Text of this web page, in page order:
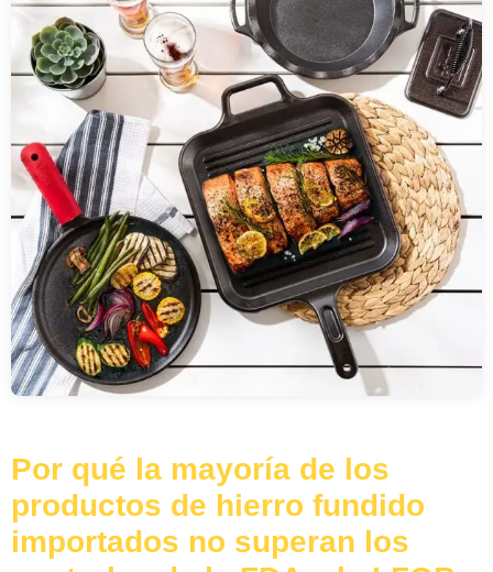
Por qué la mayoría de los
productos de hierro fundido
importados no superan los